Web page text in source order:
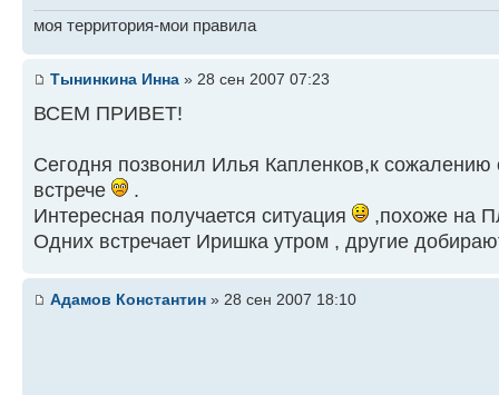
моя территория-мои правила
Тынинкина Инна » 28 сен 2007 07:23
ВСЕМ ПРИВЕТ!
Сегодня позвонил Илья Капленков,к сожалению
встрече
.
Интересная получается ситуация
,похоже на
Одних встречает Иришка утром , другие
Адамов Константин » 28 сен 2007 18:10